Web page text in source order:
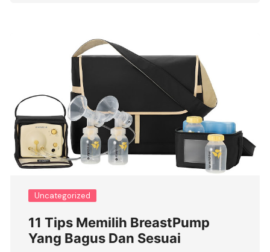
Uncategorized
11 Tips Memilih BreastPump
Yang Bagus Dan Sesuai